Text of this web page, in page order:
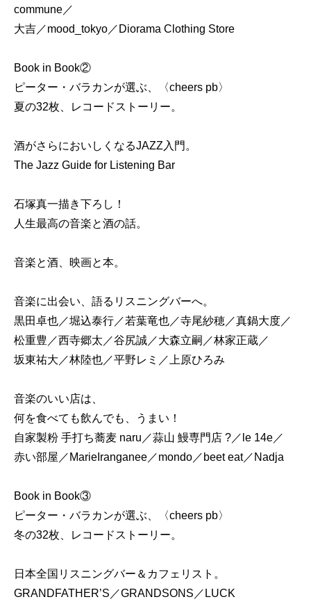
commune／
大吉／mood_tokyo／Diorama Clothing Store
Book in Book②
ピーター・バラカンが選ぶ、〈cheers pb〉
夏の32枚、レコードストーリー。
酒がさらにおいしくなるJAZZ入門。
The Jazz Guide for Listening Bar
石塚真一描き下ろし！
人生最高の音楽と酒の話。
音楽と酒、映画と本。
音楽に出会い、語るリスニングバーへ。
黒田卓也／堀込泰行／若葉竜也／寺尾紗穂／真鍋大度／
松重豊／西寺郷太／谷尻誠／大森立嗣／林家正蔵／
坂東祐大／林陸也／平野レミ／上原ひろみ
音楽のいい店は、
何を食べても飲んでも、うまい！
自家製粉 手打ち蕎麦 naru／蒜山 鰻専門店 ?／le 14e／
赤い部屋／MarieIranganee／mondo／beet eat／Nadja
Book in Book③
ピーター・バラカンが選ぶ、〈cheers pb〉
冬の32枚、レコードストーリー。
日本全国リスニングバー＆カフェリスト。
GRANDFATHER’S／GRANDSONS／LUCK